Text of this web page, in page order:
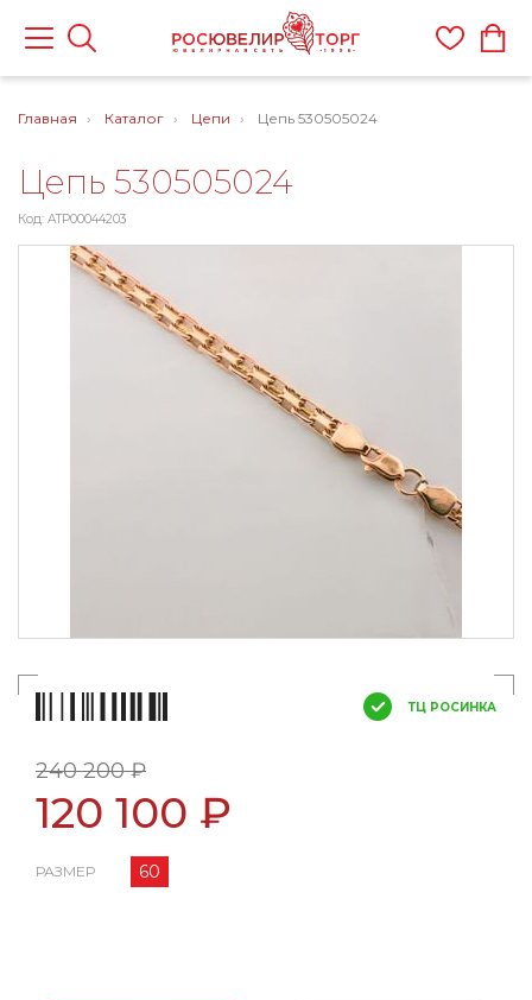
Главная Каталог Цепи Цепь 530505024
Цепь 530505024
Код: ATP00044203
ТЦ РОСИНКА
240 200 ₽
120 100 ₽
РАЗМЕР 60